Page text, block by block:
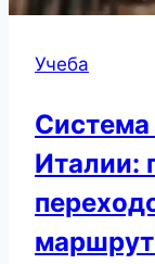
Учеба
Система
Италии: